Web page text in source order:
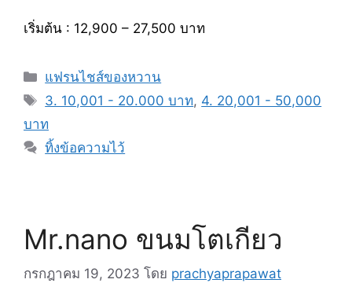
เริ่มต้น : 12,900 – 27,500 บาท
หมวด
หมู่
แฟรนไชส์ของหวาน
แท็ก
3. 10,001 - 20.000 บาท, 4. 20,001 - 50,000
บาท
ทิ้งข้อความไว้
Mr.nano ขนมโตเกียว
กรกฎาคม 19, 2023 โดย prachyaprapawat